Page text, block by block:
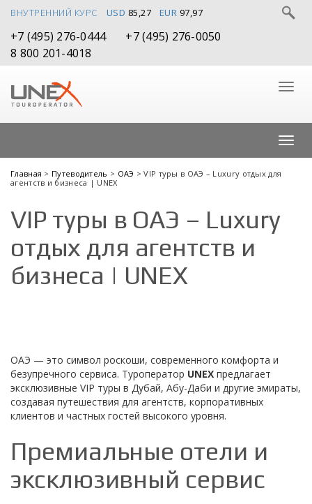
ВНУТРЕННИЙ КУРС USD 85,27 EUR 97,97
+7 (495) 276-0444
+7 (495) 276-0050
8 800 201-4018
Главная > Путеводитель > ОАЭ > VIP туры в ОАЭ – Luxury отдых для
агентств и бизнеса | UNEX
VIP туры в ОАЭ – Luxury
отдых для агентств и
бизнеса | UNEX
ОАЭ — это символ роскоши, современного комфорта и
безупречного сервиса. Туроператор UNEX предлагает
эксклюзивные VIP туры в Дубай, Абу-Даби и другие эмираты,
создавая путешествия для агентств, корпоративных
клиентов и частных гостей высокого уровня.
Премиальные отели и
эксклюзивный сервис